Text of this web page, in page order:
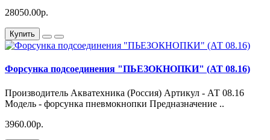
28050.00р.
Купить
Форсунка подсоединения "ПЬЕЗОКНОПКИ" (АТ 08.16)
Производитель Акватехника (Россия) Артикул - АТ 08.16
Модель - форсунка пневмокнопки Предназначение ..
3960.00р.